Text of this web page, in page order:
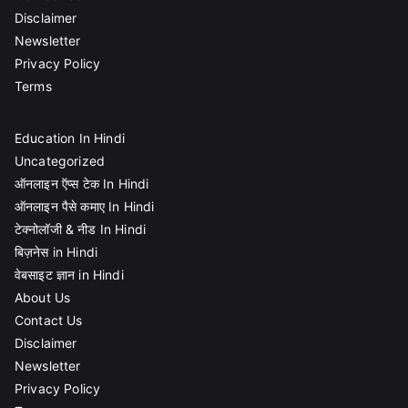
Disclaimer
Newsletter
Privacy Policy
Terms
Education In Hindi
Uncategorized
ऑनलाइन ऍप्स टेक In Hindi
ऑनलाइन पैसे कमाए In Hindi
टेक्नोलॉजी & नीड In Hindi
बिज़नेस in Hindi
वेबसाइट ज्ञान in Hindi
About Us
Contact Us
Disclaimer
Newsletter
Privacy Policy